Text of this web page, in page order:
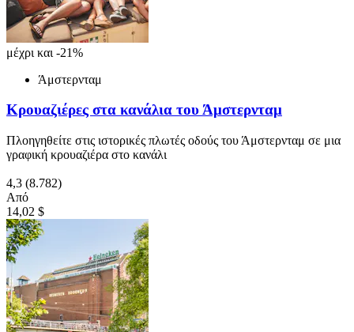
μέχρι και -21%
Άμστερνταμ
Κρουαζιέρες στα κανάλια του Άμστερνταμ
Πλοηγηθείτε στις ιστορικές πλωτές οδούς του Άμστερνταμ σε μια
γραφική κρουαζιέρα στο κανάλι
4,3 (8.782)
Από
14,02 $